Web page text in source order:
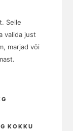
Selle
valida just
marjad või
KOKKU